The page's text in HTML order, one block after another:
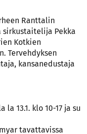
Ranttalin
sirkustaitelija Pekka
Kotkien
Tervehdyksen
kansanedustaja
la 13.1. klo 10-17 ja su
tavattavissa